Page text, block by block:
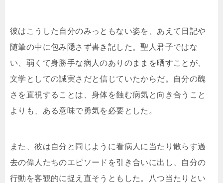
彼はこうした自分のみっともない姿を、あえて日記や
随筆の中に包み隠さず書き記した。聖人君子ではな
い、弱くて身勝手な病人のありのままを晒すことが、
文学としての誠実さだと信じていたからだ。自分の醜
さを直視することは、身体を蝕む病気と向き合うこと
よりも、ある意味で勇気を必要とした。
また、彼は自分と同じように看病人に当たり散らす過
去の偉人たちのエピソードを引き合いに出し、自分の
行動を客観的に捉え直そうともした。八つ当たりとい